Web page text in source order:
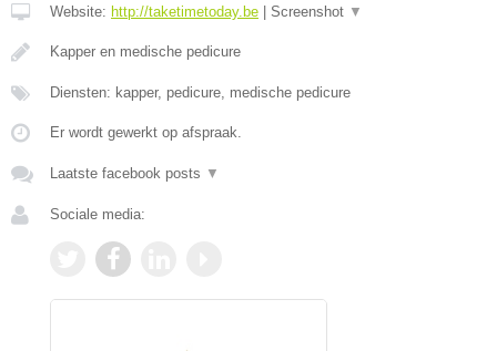
Website: http://taketimetoday.be Screenshot ▼
Kapper en medische pedicure
Diensten: kapper, pedicure, medische pedicure
Er wordt gewerkt op afspraak.
Laatste facebook posts ▼
Sociale media: